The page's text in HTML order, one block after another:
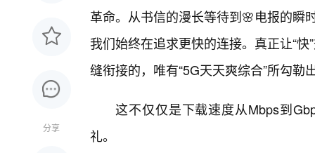
分享
革命。从书信的漫长等待到🌸电报的瞬
我们始终在追求更快的连接。真正让“
缝衔接的，唯有“5G天天爽综合”所勾勒
这不仅仅是下载速度从Mbps到
礼。